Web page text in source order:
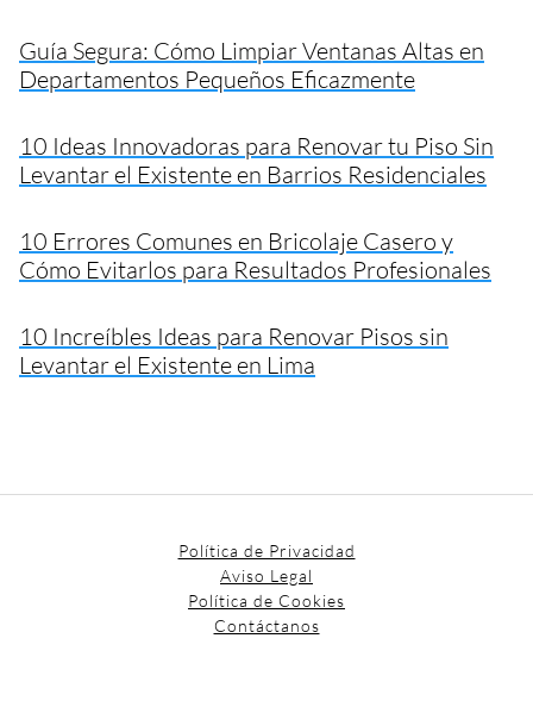
Guía Segura: Cómo Limpiar Ventanas Altas en
Departamentos Pequeños Eficazmente
10 Ideas Innovadoras para Renovar tu Piso Sin
Levantar el Existente en Barrios Residenciales
10 Errores Comunes en Bricolaje Casero y
Cómo Evitarlos para Resultados Profesionales
10 Increíbles Ideas para Renovar Pisos sin
Levantar el Existente en Lima
Política de Privacidad
Aviso Legal
Política de Cookies
Contáctanos